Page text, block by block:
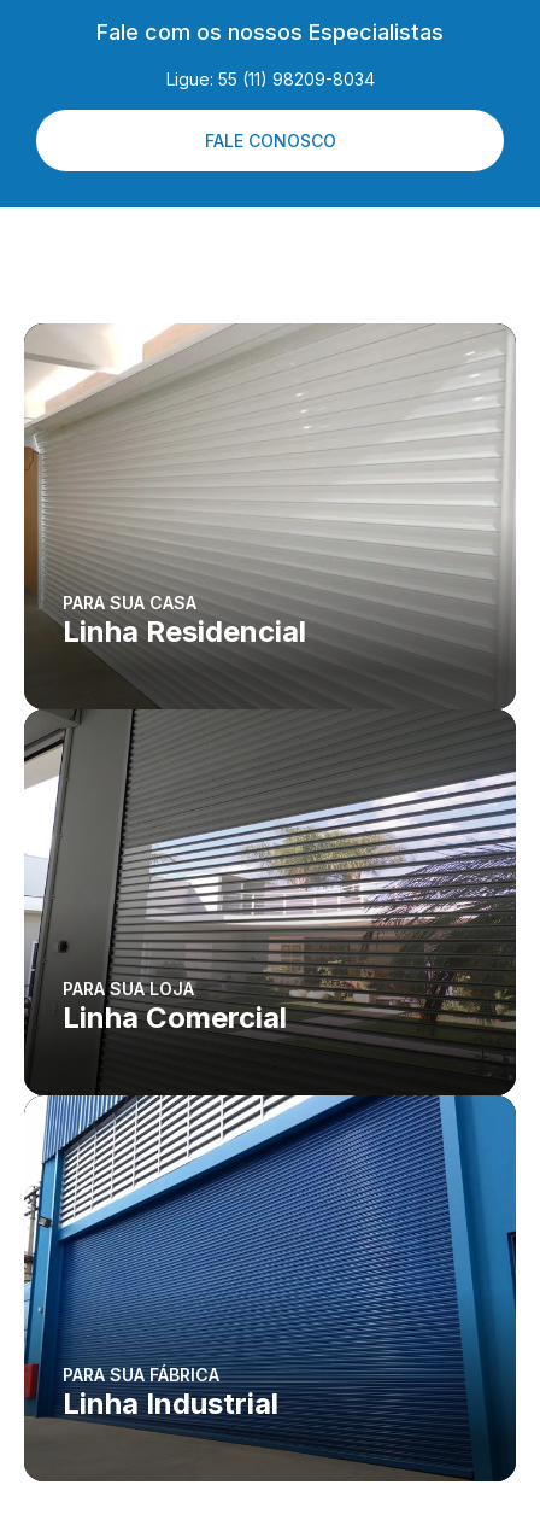
Fale com os nossos Especialistas
Ligue: 55 (11) 98209-8034
FALE CONOSCO
PARA SUA CASA
Linha Residencial
PARA SUA LOJA
Linha Comercial
PARA SUA FÁBRICA
Linha Industrial